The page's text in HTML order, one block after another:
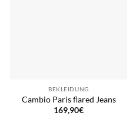
BEKLEIDUNG
Cambio Paris flared Jeans
169,90€